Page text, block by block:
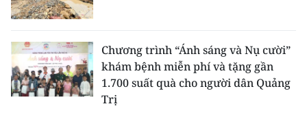
Chương trình “Ánh sáng và Nụ cười”
khám bệnh miễn phí và tặng gần
1.700 suất quà cho người dân Quảng
Trị